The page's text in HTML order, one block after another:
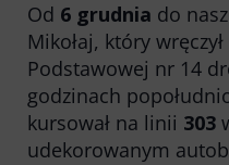
Stacja
Od 6 grudnia do
Mikołaj, który
Podstawowej nr 14
godzinach
kursował na linii 303
udekorowanym